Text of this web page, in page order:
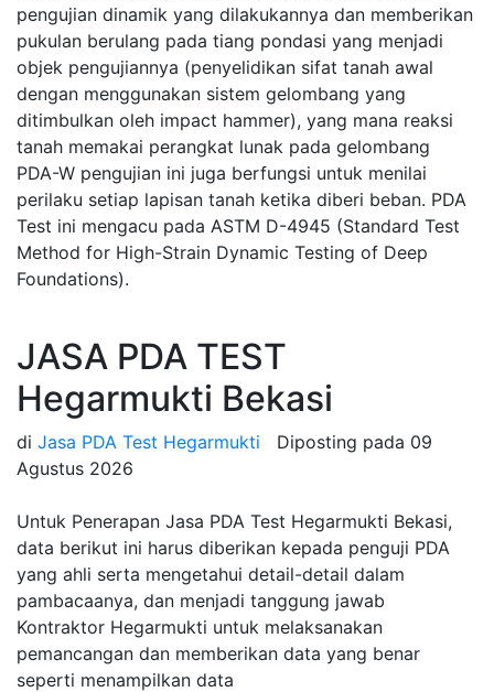
pengujian dinamik yang dilakukannya dan memberikan
pukulan berulang pada tiang pondasi yang menjadi
objek pengujiannya (penyelidikan sifat tanah awal
dengan menggunakan sistem gelombang yang
ditimbulkan oleh impact hammer), yang mana reaksi
tanah memakai perangkat lunak pada gelombang
PDA-W pengujian ini juga berfungsi untuk menilai
perilaku setiap lapisan tanah ketika diberi beban. PDA
Test ini mengacu pada ASTM D-4945 (Standard Test
Method for High-Strain Dynamic Testing of Deep
Foundations).
JASA PDA TEST
Hegarmukti Bekasi
di Jasa PDA Test Hegarmukti Diposting pada 09
Agustus 2026
Untuk Penerapan Jasa PDA Test Hegarmukti Bekasi,
data berikut ini harus diberikan kepada penguji PDA
yang ahli serta mengetahui detail-detail dalam
pambacaanya, dan menjadi tanggung jawab
Kontraktor Hegarmukti untuk melaksanakan
pemancangan dan memberikan data yang benar
seperti menampilkan data